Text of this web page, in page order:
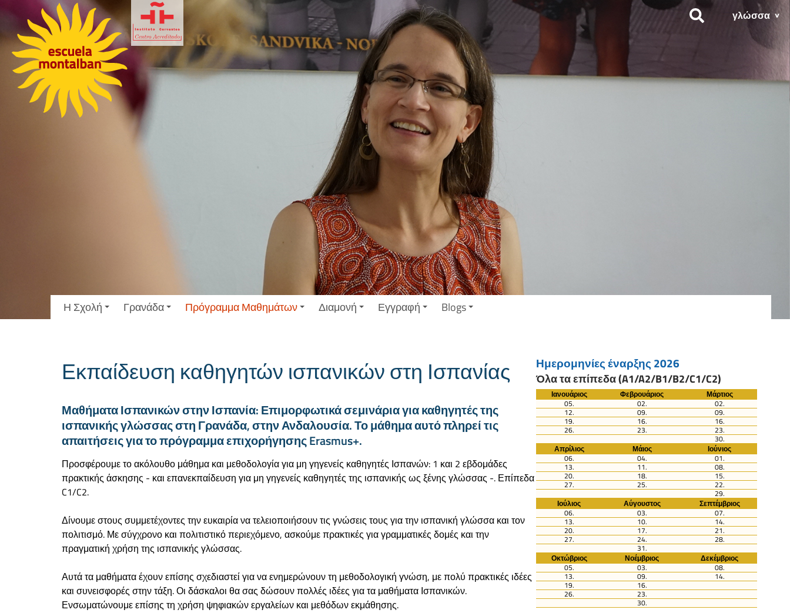
γλώσσα
Η Σχολή Γρανάδα Πρόγραμμα Μαθημάτων Διαμονή Εγγραφή Blogs
Εκπαίδευση καθηγητών ισπανικών στη Ισπανίας
Μαθήματα Ισπανικών στην Ισπανία: Επιμορφωτικά σεμινάρια για καθηγητές της
ισπανικής γλώσσας στη Γρανάδα, στην Ανδαλουσία. Το μάθημα αυτό πληρεί τις
απαιτήσεις για το πρόγραμμα επιχορήγησης Erasmus+.
Προσφέρουμε το ακόλουθο μάθημα και μεθοδολογία για μη γηγενείς καθηγητές Ισπανών: 1 και 2 εβδομάδες
πρακτικής άσκησης - και επανεκπαίδευση για μη γηγενείς καθηγητές της ισπανικής ως ξένης γλώσσας -. Επίπεδα
C1/C2.
Δίνουμε στους συμμετέχοντες την ευκαιρία να τελειοποιήσουν τις γνώσεις τους για την ισπανική γλώσσα και τον
πολιτισμό. Με σύγχρονο και πολιτιστικό περιεχόμενο, ασκούμε πρακτικές για γραμματικές δομές και την
πραγματική χρήση της ισπανικής γλώσσας.
Αυτά τα μαθήματα έχουν επίσης σχεδιαστεί για να ενημερώνουν τη μεθοδολογική γνώση, με πολύ πρακτικές ιδέες
και συνεισφορές στην τάξη. Οι δάσκαλοι θα σας δώσουν πολλές ιδέες για τα μαθήματα Ισπανικών.
Ενσωματώνουμε επίσης τη χρήση ψηφιακών εργαλείων και μεθόδων εκμάθησης.
Ημερομηνίες έναρξης 2026
Όλα τα επίπεδα (A1/A2/B1/B2/C1/C2)
Ιανουάριος Φεβρουάριος
Μάρτιος
05.
02. 02.
12. 09. 09.
19. 16. 16.
26. 23. 23.
30.
Απρίλιος
Μάιος
Ιούνιος
06.
04. 01.
13. 11. 08.
20. 18. 15.
27. 25. 22.
29.
Ιούλιος
Αύγουστος
Σεπτέμβριος
06.
03. 07.
13. 10. 14.
20. 17. 21.
27. 24. 28.
31.
Οκτώβριος
Νοέμβριος
Δεκέμβριος
05.
03. 08.
13. 09. 14.
19. 16.
26. 23.
30.